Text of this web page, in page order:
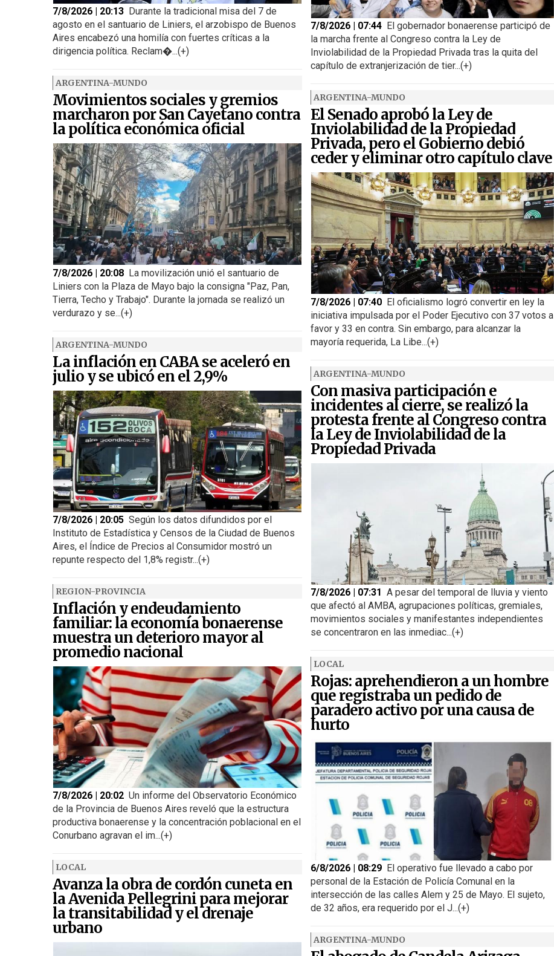
7/8/2026 | 20:13 Durante la tradicional misa del 7 de
agosto en el santuario de Liniers, el arzobispo de Buenos
Aires encabezó una homilía con fuertes críticas a la
dirigencia política. Reclam�...(+)
ARGENTINA-MUNDO
Movimientos sociales y gremios
marcharon por San Cayetano contra
la política económica oficial
7/8/2026 | 20:08 La movilización unió el santuario de
Liniers con la Plaza de Mayo bajo la consigna "Paz, Pan,
Tierra, Techo y Trabajo". Durante la jornada se realizó un
verdurazo y se...(+)
ARGENTINA-MUNDO
La inflación en CABA se aceleró en
julio y se ubicó en el 2,9%
7/8/2026 | 20:05 Según los datos difundidos por el
Instituto de Estadística y Censos de la Ciudad de Buenos
Aires, el Índice de Precios al Consumidor mostró un
repunte respecto del 1,8% registr...(+)
REGION-PROVINCIA
Inflación y endeudamiento
familiar: la economía bonaerense
muestra un deterioro mayor al
promedio nacional
7/8/2026 | 20:02 Un informe del Observatorio Económico
de la Provincia de Buenos Aires reveló que la estructura
productiva bonaerense y la concentración poblacional en el
Conurbano agravan el im...(+)
LOCAL
Avanza la obra de cordón cuneta en
la Avenida Pellegrini para mejorar
la transitabilidad y el drenaje
urbano
7/8/2026 | 07:44 El gobernador bonaerense participó de
la marcha frente al Congreso contra la Ley de
Inviolabilidad de la Propiedad Privada tras la quita del
capítulo de extranjerización de tier...(+)
ARGENTINA-MUNDO
El Senado aprobó la Ley de
Inviolabilidad de la Propiedad
Privada, pero el Gobierno debió
ceder y eliminar otro capítulo clave
7/8/2026 | 07:40 El oficialismo logró convertir en ley la
iniciativa impulsada por el Poder Ejecutivo con 37 votos a
favor y 33 en contra. Sin embargo, para alcanzar la
mayoría requerida, La Libe...(+)
ARGENTINA-MUNDO
Con masiva participación e
incidentes al cierre, se realizó la
protesta frente al Congreso contra
la Ley de Inviolabilidad de la
Propiedad Privada
7/8/2026 | 07:31 A pesar del temporal de lluvia y viento
que afectó al AMBA, agrupaciones políticas, gremiales,
movimientos sociales y manifestantes independientes
se concentraron en las inmediac...(+)
LOCAL
Rojas: aprehendieron a un hombre
que registraba un pedido de
paradero activo por una causa de
hurto
6/8/2026 | 08:29 El operativo fue llevado a cabo por
personal de la Estación de Policía Comunal en la
intersección de las calles Alem y 25 de Mayo. El sujeto,
de 32 años, era requerido por el J...(+)
ARGENTINA-MUNDO